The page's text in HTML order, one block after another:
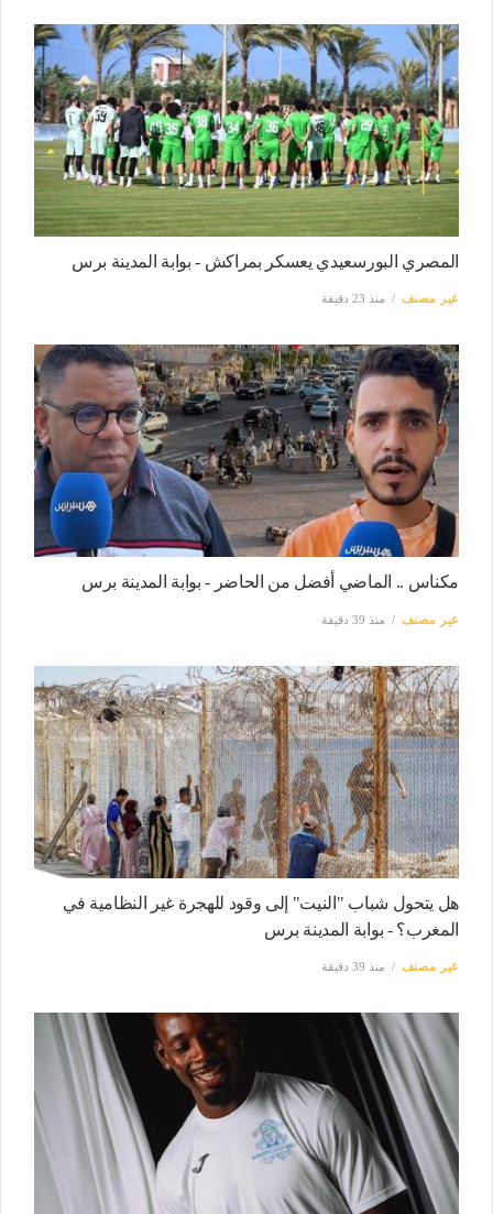
المصري البورسعيدي يعسكر بمراكش - بوابة المدينة برس
غير مصنف منذ 23 دقيقة
مكناس .. الماضي أفضل من الحاضر - بوابة المدينة برس
غير مصنف منذ 39 دقيقة
هل يتحول شباب "النيت" إلى وقود للهجرة غير النظامية في
المغرب؟ - بوابة المدينة برس
غير مصنف منذ 39 دقيقة